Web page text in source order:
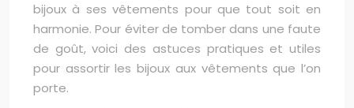
bijoux à ses vêtements pour que tout soit en
harmonie. Pour éviter de tomber dans une faute
de goût, voici des astuces pratiques et utiles
pour assortir les bijoux aux vêtements que l’on
porte.